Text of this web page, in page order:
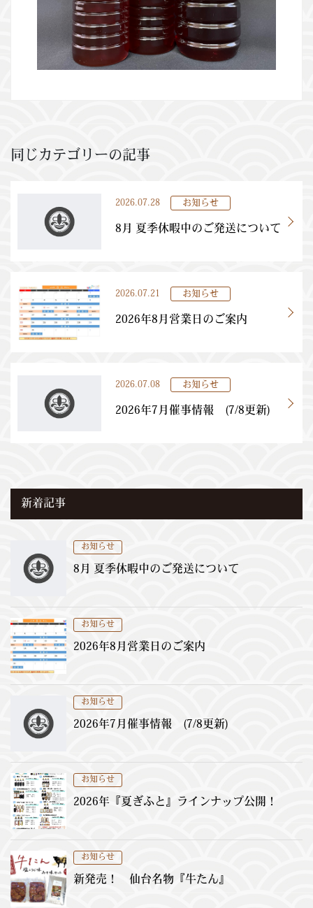
同じカテゴリーの記事
2026.07.28 お知らせ
8月 夏季休暇中のご発送について
2026.07.21 お知らせ
2026年8月営業日のご案内
2026.07.08 お知らせ
2026年7月催事情報 (7/8更新)
新着記事
お知らせ
8月 夏季休暇中のご発送について
お知らせ
2026年8月営業日のご案内
お知らせ
2026年7月催事情報 (7/8更新)
お知らせ
2026年『夏ぎふと』ラインナップ公開！
お知らせ
新発売！ 仙台名物『牛たん』